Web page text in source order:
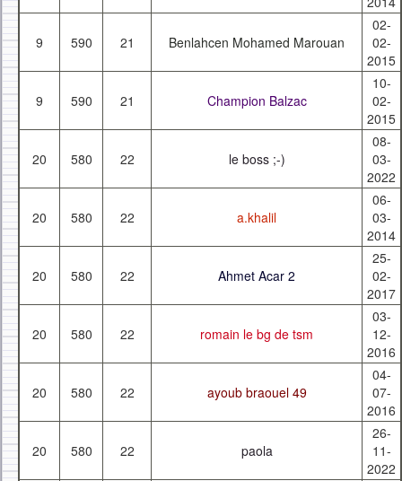
9 590 21 Benlahcen Mohamed Marouan
02-
02-
2015
9 590 21 Champion Balzac
10-
02-
2015
20 580 22 le boss ;-)
08-
03-
2022
20 580 22 a.khalil
06-
03-
2014
20 580 22 Ahmet Acar 2
25-
02-
2017
20 580 22 romain le bg de tsm
03-
12-
2016
20 580 22 ayoub braouel 49
04-
07-
2016
20 580 22 paola
26-
11-
2022